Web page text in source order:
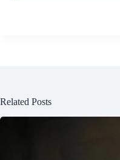
Related Posts